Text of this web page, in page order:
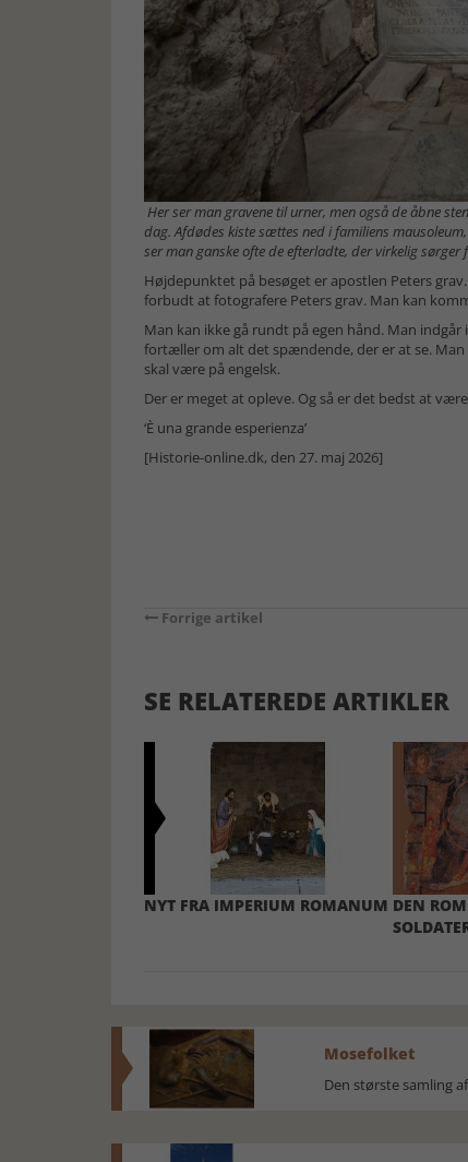
Her ser man gravene til urner, men også de åbne
dag. Afdødes kiste sættes ned i familiens
ser man ganske ofte de efterladte, der virkelig
Højdepunktet på besøget er apostlen Peters
forbudt at fotografere Peters grav. Man kan
Man kan ikke gå rundt på egen hånd. Man
fortæller om alt det spændende, der er at se. Man
skal være på engelsk.
Der er meget at opleve. Og så er det bedst at
‘È una grande esperienza’
[Historie-online.dk, den 27. maj 2026]
Forrige artikel
SE RELATEREDE ARTIKLER
NYT FRA IMPERIUM ROMANUM DEN
Mosefolket
Den største samling